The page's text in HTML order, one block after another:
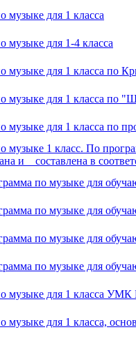
музыке для 1 класса
музыке для 1-4 класса
музыке для 1 класса по
музыке для 1 класса по
музыке для 1 класса по
музыке 1 класс. По
и составлена в
по музыке для
по музыке для
по музыке для
по музыке для
музыке для 1 класса УМК
музыке для 1 класса,